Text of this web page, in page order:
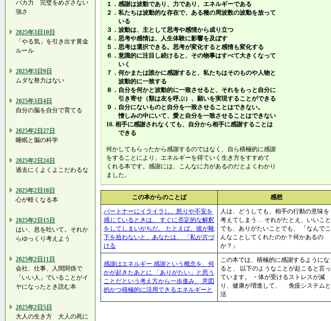
バカ力 完璧をめざさない
強さ
2025年3日10日
「やる気」を引き出す黄金
ルール
2025年3日9日
ムダな努力はない
2025年3日4日
自分の脳を自分で育てる
2025年2日27日
睡眠と脳の科学
2025年2日24日
過去にくよくよこだわるな
2025年2日18日
心が軽くなる本
2025年2日15日
はい、息を吐いて。それか
らゆっくり考えよう
2025年2日11日
会社、仕事、人間関係で
「いい人」でいることがイ
ヤになったとき読む本
2025年2日5日
大人の生き方 大人の死に
１．感謝は波動であり、力であり、エネルギーである
２．私たちは波動的な存在で、ある種の周波数の波動を放って
いる
３．波動は、主として思考や感情から成り立つ
４．思考や感情は、人生体験に影響を及ぼす
５．思考は選択できる。思考が変化すると感情も変化する
６．意識的に注目し続けると、その物事はすべて大きくなって
いく
７．何かまたは誰かに感謝すると、私たちはそのものや人物と
波動的に一致する
８．自分を何かと波動的に一致させると、それをもっと自分に
引き寄せ（類は友を呼ぶ）、願いを実現することができる
９．自分にないものと自分を一致させることはできない。
憎しみの中にいて、愛と自分を一致させることはできない
10. 相手に感謝されなくても、自分から相手に感謝することは
できる
何かしてもらったから感謝するのではなく、自ら積極的に感謝
をすることにより、エネルギーを得ていく生き方をすすめて
くれる本です。感謝には、こんなに力があるのだとよくわかり
ました。
この本からのことば 感想
パートナーにイライラし、怒りや不安を
感じているときは、 すぐに否定的な解釈
をしてしまいがちだ。 たとえば、彼が靴
下を拾わないと、あなたは、 「私が片づ
ける
人は、どうしても、相手の行動の意味を
考えてしまう… それがたとえ、いいこと
でも、ありがたいことでも、 「なんでこ
んなことしてくれたのか？何かあるの
か？」
感謝はエネルギー 感謝という概念を、何
かが起きたあとに 「ありがたい」と思う
ことだという考え方から一歩進み、 意図
的かつ積極的に活用できるエネルギーと
この本では、積極的に感謝するようにな
ると、 以下のようなことが起こると言っ
ています。 ・体が受けるストレスが減
り、健康が増進して、 免疫システムと
活